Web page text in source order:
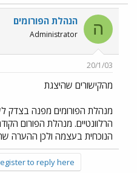
ה הנהלת הפורומים
Administrator
20/1/03
מהקישורים שהיצגת
מנהלת הפורומים מפנה בצדק
הרלוונטיים. מנהלת הפורום
הנוכחית בעצמה ולכן ההערה
to reply here.